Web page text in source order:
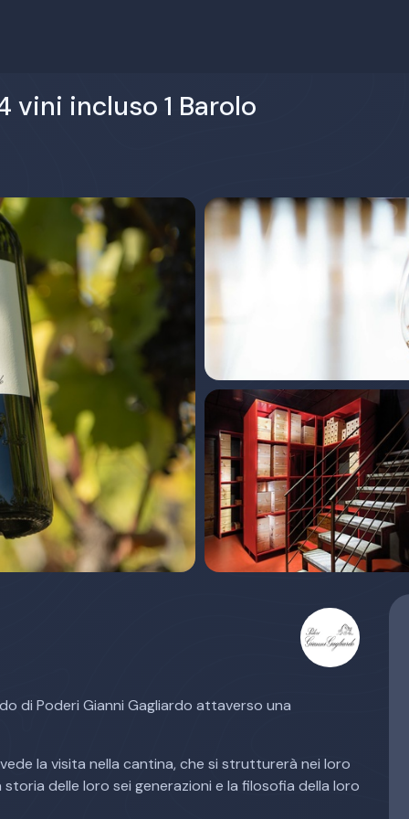
vini incluso 1 Barolo
di Poderi Gianni Gagliardo attaverso una
la visita nella cantina, che si strutturerà nei loro
delle loro sei generazioni e la filosofia della loro